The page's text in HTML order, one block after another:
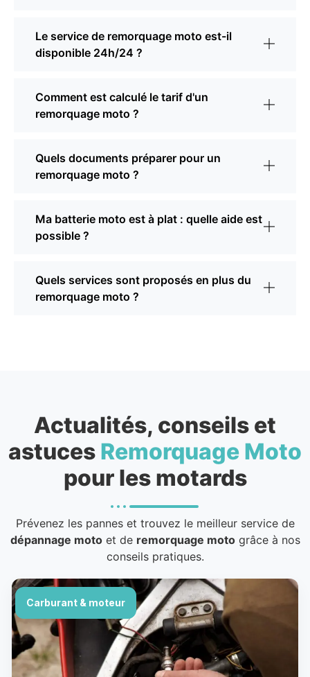
Le service de remorquage moto est-il
disponible 24h/24 ?
Comment est calculé le tarif d'un
remorquage moto ?
Quels documents préparer pour un
remorquage moto ?
Ma batterie moto est à plat : quelle aide est
possible ?
Quels services sont proposés en plus du
remorquage moto ?
Actualités, conseils et
astuces Remorquage Moto
pour les motards
Prévenez les pannes et trouvez le meilleur service de
dépannage motoet de remorquage motogrâce à nos
conseils pratiques.
Carburant & moteur